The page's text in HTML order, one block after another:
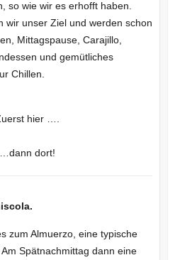
so wie wir es erhofft haben.
wir unser Ziel und werden schon
Mittagspause, Carajillo,
und gemütliches
Chillen.
hier ….
…dann dort!
zum Almuerzo, eine typische
Spätnachmittag dann eine